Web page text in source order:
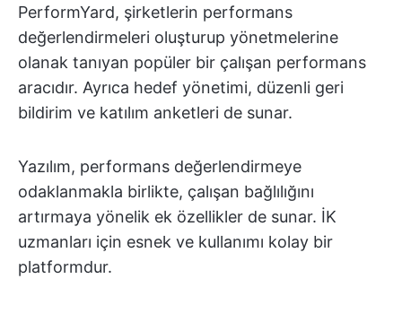
PerformYard, şirketlerin performans
değerlendirmeleri oluşturup yönetmelerine
olanak tanıyan popüler bir çalışan performans
aracıdır. Ayrıca hedef yönetimi, düzenli geri
bildirim ve katılım anketleri de sunar.
Yazılım, performans değerlendirmeye
odaklanmakla birlikte, çalışan bağlılığını
artırmaya yönelik ek özellikler de sunar. İK
uzmanları için esnek ve kullanımı kolay bir
platformdur.